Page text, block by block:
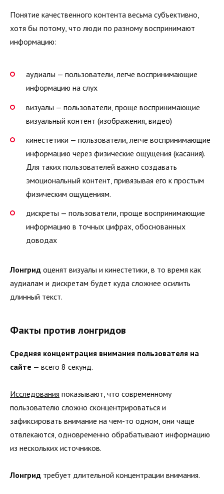
Понятие качественного контента весьма субъективно,
хотя бы потому, что люди по разному воспринимают
информацию:
аудиалы — пользователи, легче воспринимающие
информацию на слух
визуалы — пользователи, проще воспринимающие
визуальный контент (изображения, видео)
кинестетики — пользователи, легче воспринимающие
информацию через физические ощущения (касания).
Для таких пользователей важно создавать
эмоциональный контент, привязывая его к простым
физическим ощущениям.
дискреты — пользователи, проще воспринимающие
информацию в точных цифрах, обоснованных
доводах
Лонгрид оценят визуалы и кинестетики, в то время как
аудиалам и дискретам будет куда сложнее осилить
длинный текст.
Факты против лонгридов
Средняя концентрация внимания пользователя на
сайте — всего 8 секунд.
Исследования показывают, что современному
пользователю сложно сконцентрироваться и
зафиксировать внимание на чем-то одном, они чаще
отвлекаются, одновременно обрабатывают информацию
из нескольких источников.
Лонгрид требует длительной концентрации внимания.